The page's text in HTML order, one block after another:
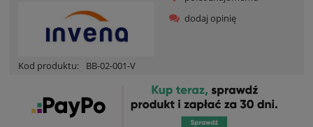
Kod produktu: BB-02-001-V
dodaj opinię